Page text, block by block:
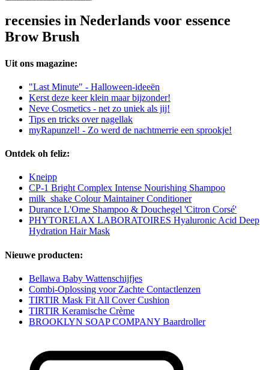
recensies in Nederlands voor essence
Brow Brush
Uit ons magazine:
"Last Minute" - Halloween-ideeën
Kerst deze keer klein maar bijzonder!
Neve Cosmetics - net zo uniek als jij!
Tips en tricks over nagellak
myRapunzel! - Zo werd de nachtmerrie een sprookje!
Ontdek oh feliz:
Kneipp
CP-1 Bright Complex Intense Nourishing Shampoo
milk_shake Colour Maintainer Conditioner
Durance L'Ome Shampoo & Douchegel 'Citron Corsé'
PHYTORELAX LABORATOIRES Hyaluronic Acid Deep
Hydration Hair Mask
Nieuwe producten:
Bellawa Baby Wattenschijfjes
Combi-Oplossing voor Zachte Contactlenzen
TIRTIR Mask Fit All Cover Cushion
TIRTIR Keramische Crème
BROOKLYN SOAP COMPANY Baardroller